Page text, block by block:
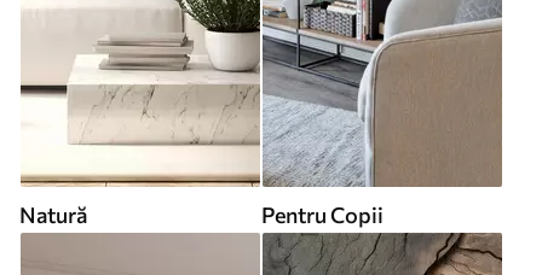
Natură Pentru Copii